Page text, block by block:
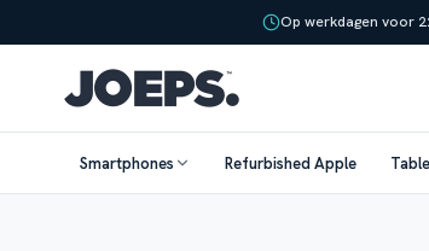
Op werkdagen voor
Smartphones Refurbished Apple